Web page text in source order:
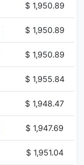
$ 1,950.89
$ 1,950.89
$ 1,950.89
$ 1,955.84
$ 1,948.47
$ 1,947.69
$ 1,951.04